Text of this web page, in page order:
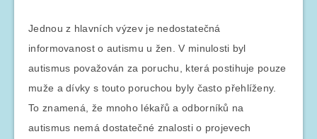
Jednou z hlavních výzev je nedostatečná
informovanost o autismu u žen. V minulosti byl
autismus považován za poruchu, která postihuje pouze
muže a dívky s touto poruchou byly často přehlíženy.
To znamená, že mnoho lékařů a odborníků na
autismus nemá dostatečné znalosti o projevech